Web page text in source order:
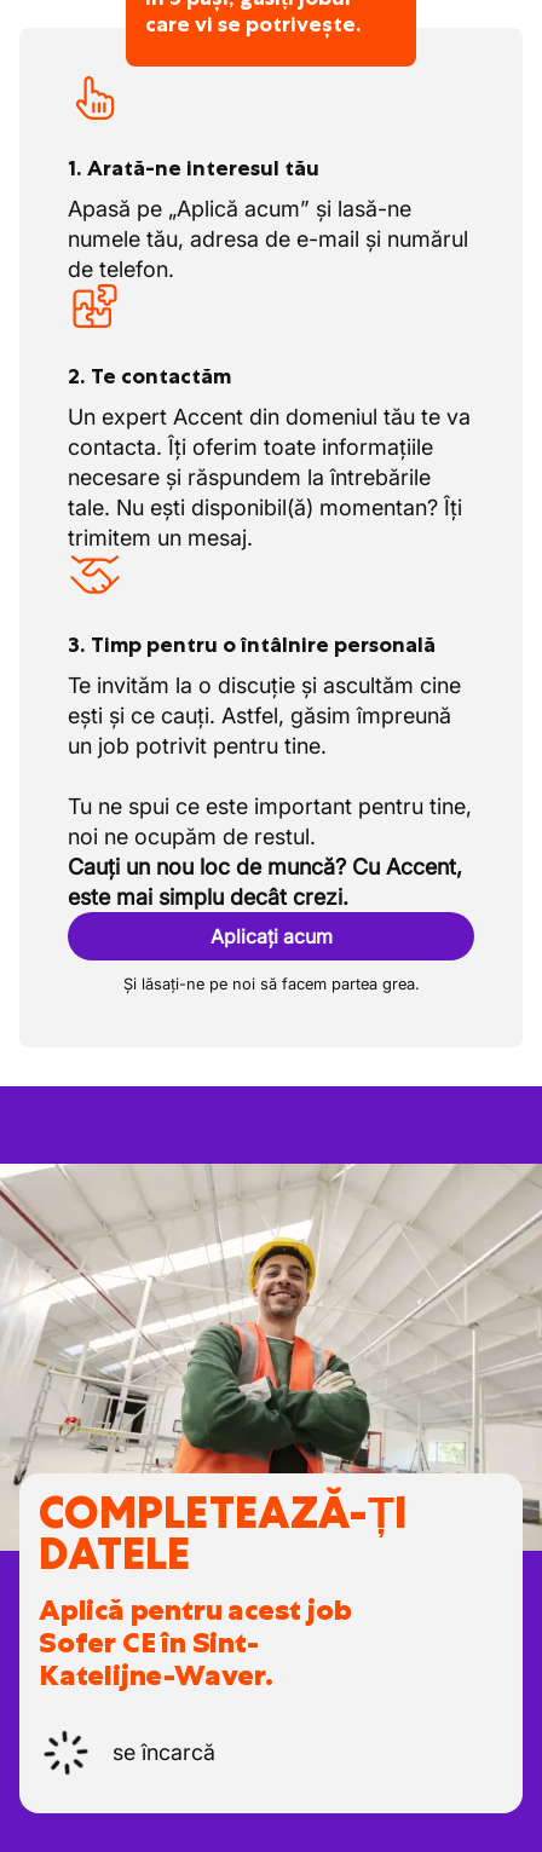
care vi se potrivește.
1. Arată-ne interesul tău
Apasă pe „Aplică acum” și lasă-ne
numele tău, adresa de e-mail și numărul
de telefon.
2. Te contactăm
Un expert Accent din domeniul tău te va
contacta. Îți oferim toate informațiile
necesare și răspundem la întrebările
tale. Nu ești disponibil(ă) momentan? Îți
trimitem un mesaj.
3. Timp pentru o întâlnire personală
Te invităm la o discuție și ascultăm cine
ești și ce cauți. Astfel, găsim împreună
un job potrivit pentru tine.
Tu ne spui ce este important pentru tine,
Cauți un nou loc de muncă? Cu Accent,
este mai simplu decât crezi.
Aplicați acum
Și lăsați-ne pe noi să facem partea grea.
COMPLETEAZĂ-ȚI
DATELE
Aplică pentru acest job
Sofer CE în Sint-
Katelijne-Waver.
se încarcă